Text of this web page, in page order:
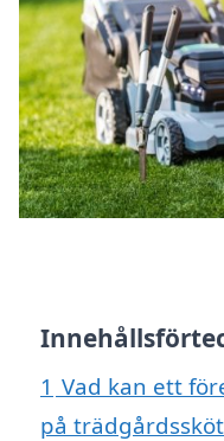
1 Vad kan ett
på